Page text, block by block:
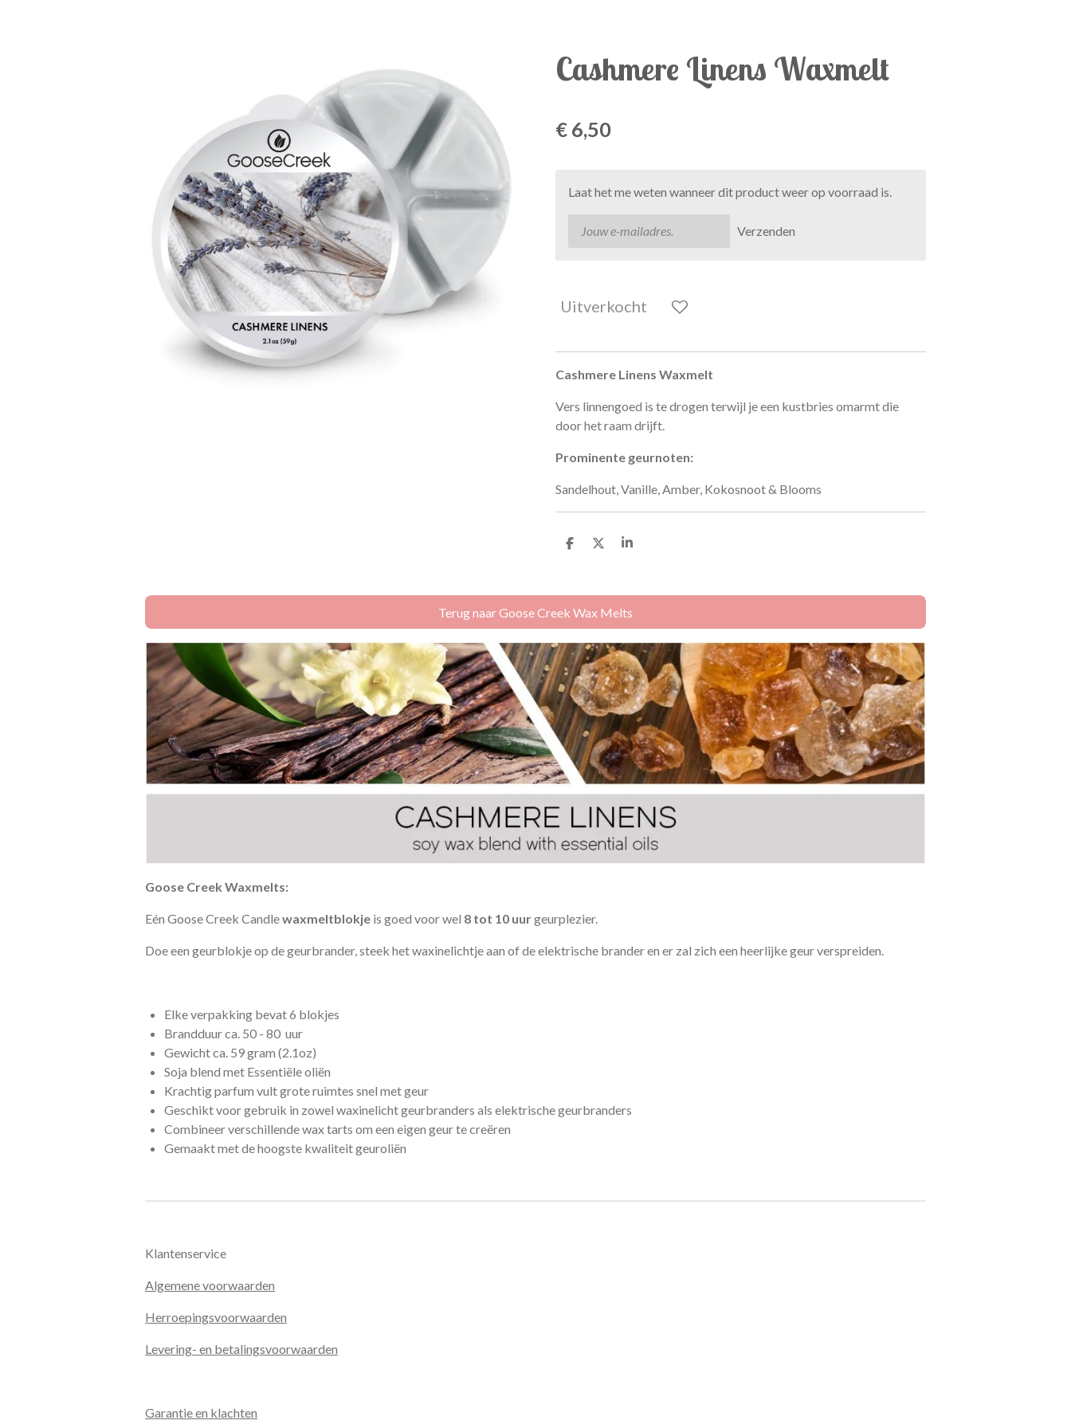
Cashmere Linens Waxmelt
€ 6,50
Laat het me weten wanneer dit product weer op voorraad is.
Verzenden
Uitverkocht
Cashmere Linens Waxmelt
Vers linnengoed is te drogen terwijl je een kustbries omarmt die
door het raam drijft.
Prominente geurnoten:
Sandelhout, Vanille, Amber, Kokosnoot & Blooms
D
n
D
S
e
Terug naar Goose Creek Wax Melts
Goose Creek Waxmelts:
Eén Goose Creek Candlewaxmeltblokje is goed voor wel 8 tot 10 uurgeurplezier.
Doe een geurblokje op de geurbrander, steek het waxinelichtje aan of de elektrische brander en er zal zich een heerlijke geur verspreiden.
Elke verpakking bevat 6 blokjes
Brandduur ca. 50 - 80 uur
Gewicht ca. 59 gram (2.1oz)
Soja blend met Essentiële oliën
Krachtig parfum vult grote ruimtes snel met geur
Geschikt voor gebruik in zowel waxinelicht geurbranders als elektrische geurbranders
Combineer verschillende wax tarts om een eigen geur te creëren
Gemaakt met de hoogste kwaliteit geuroliën
Klantenservice
Algemene voorwaarden
Herroepingsvoorwaarden
Levering- en betalingsvoorwaarden
Garantie en klachten